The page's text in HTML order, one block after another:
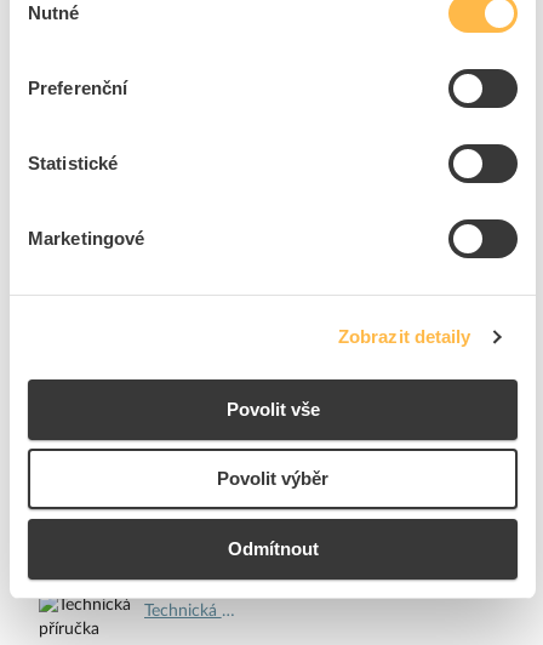
souhlasu
Nutné
Preferenční
Statistické
Marketingové
Zobrazit detaily
Povolit vše
Povolit výběr
Odmítnout
Vhodné pro výkon
Připojitelný průřez vodiče
konstantním proudu
Energetický štítek.pdf
Technická specifikace pro energetický štítek.pdf
Technická příručka.pdf
Prohlášení o shodě.pdf